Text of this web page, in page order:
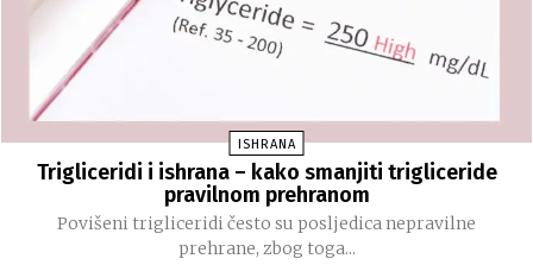
ISHRANA
Trigliceridi i ishrana – kako smanjiti trigliceride
pravilnom prehranom
Povišeni trigliceridi često su posljedica nepravilne
prehrane, zbog toga...